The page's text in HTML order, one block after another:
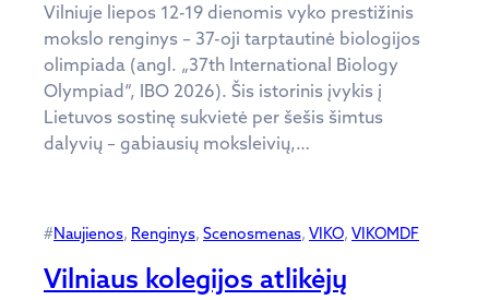
Vilniuje liepos 12-19 dienomis vyko prestižinis
mokslo renginys – 37-oji tarptautinė biologijos
olimpiada (angl. „37th International Biology
Olympiad“, IBO 2026). Šis istorinis įvykis į
Lietuvos sostinę sukvietė per šešis šimtus
dalyvių – gabiausių moksleivių,…
#Naujienos, Renginys, Scenosmenas, VIKO, VIKOMDF
Vilniaus kolegijos atlikėjų